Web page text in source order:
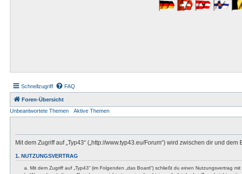
Schnellzugriff FAQ
Foren-Übersicht
Unbeantwortete Themen
Aktive Themen
Mit dem Zugriff auf „Typ43“ („http://www.typ43.eu/Forum“) wird zwischen dir und
1. NUTZUNGSVERTRAG
Mit dem Zugriff auf „Typ43“ (im Folgenden „das Board“) schließt du einen Nutzungsvertrag